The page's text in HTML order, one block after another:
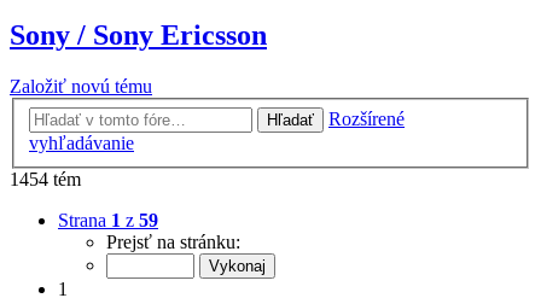
Sony / Sony Ericsson
Založiť novú tému
Hľadať
Rozšírené
vyhľadávanie
1454 tém
Strana 1 z 59
Prejsť na stránku:
1